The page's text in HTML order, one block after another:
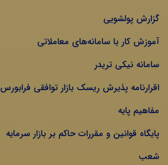
گزارش پولشویی
آموزش کار با سامانه‌های معاملاتی
سامانه نیکی تریدر
اقرارنامه پذیرش ریسک بازار توافقی فرابورس
مفاهیم پایه
پایگاه قوانین و مقررات حاکم بر بازار سرمایه
شعب